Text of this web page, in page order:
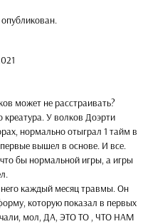
может не расстраивать?
креатура. У волков Доэрти
нормально отыграл 1 тайм в
вышел в основе. И все.
бы нормальной игры, а игры
него каждый месяц травмы. Он
которую показал в первых
мол, ДА, ЭТО ТО , ЧТО НАМ